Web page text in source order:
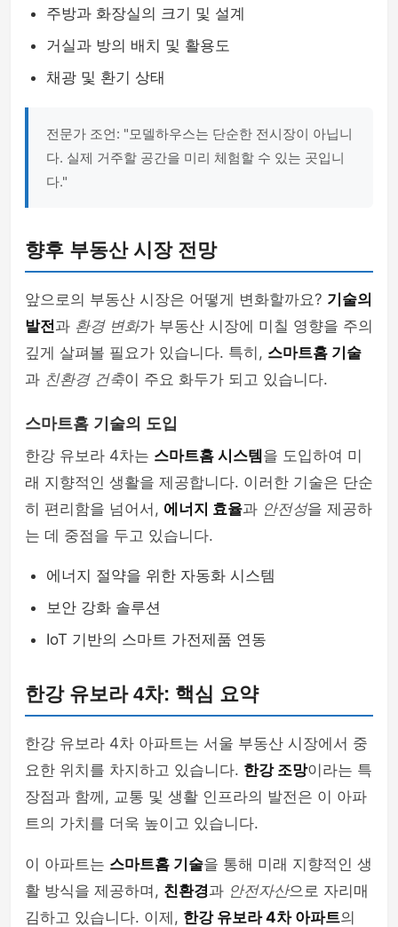
주방과 화장실의 크기 및 설계
거실과 방의 배치 및 활용도
채광 및 환기 상태
전문가 조언: "모델하우스는 단순한 전시장이 아닙니
다. 실제 거주할 공간을 미리 체험할 수 있는 곳입니
다."
향후 부동산 시장 전망
앞으로의 부동산 시장은 어떻게 변화할까요? 기술의
발전과 환경 변화가 부동산 시장에 미칠 영향을 주의
깊게 살펴볼 필요가 있습니다. 특히, 스마트홈 기술
과 친환경 건축이 주요 화두가 되고 있습니다.
스마트홈 기술의 도입
한강 유보라 4차는 스마트홈 시스템 을 도입하여 미
래 지향적인 생활을 제공합니다. 이러한 기술은 단순
히 편리함을 넘어서, 에너지 효율과 안전성을 제공하
는 데 중점을 두고 있습니다.
에너지 절약을 위한 자동화 시스템
보안 강화 솔루션
IoT 기반의 스마트 가전제품 연동
한강 유보라 4차: 핵심 요약
한강 유보라 4차 아파트는 서울 부동산 시장에서 중
요한 위치를 차지하고 있습니다. 한강 조망이라는 특
장점과 함께, 교통 및 생활 인프라의 발전은 이 아파
트의 가치를 더욱 높이고 있습니다.
이 아파트는 스마트홈 기술을 통해 미래 지향적인 생
활 방식을 제공하며, 친환경과 안전자산으로 자리매
김하고 있습니다. 이제, 한강 유보라 4차 아파트의